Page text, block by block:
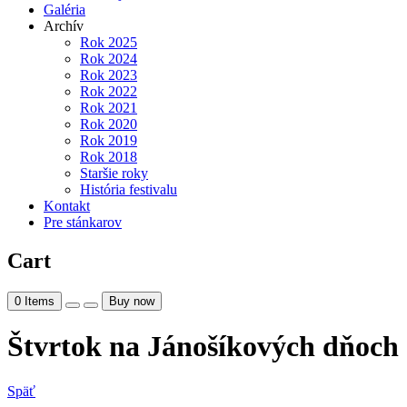
Galéria
Archív
Rok 2025
Rok 2024
Rok 2023
Rok 2022
Rok 2021
Rok 2020
Rok 2019
Rok 2018
Staršie roky
História festivalu
Kontakt
Pre stánkarov
Cart
0 Items Buy now
Štvrtok na Jánošíkových dňoch
Späť